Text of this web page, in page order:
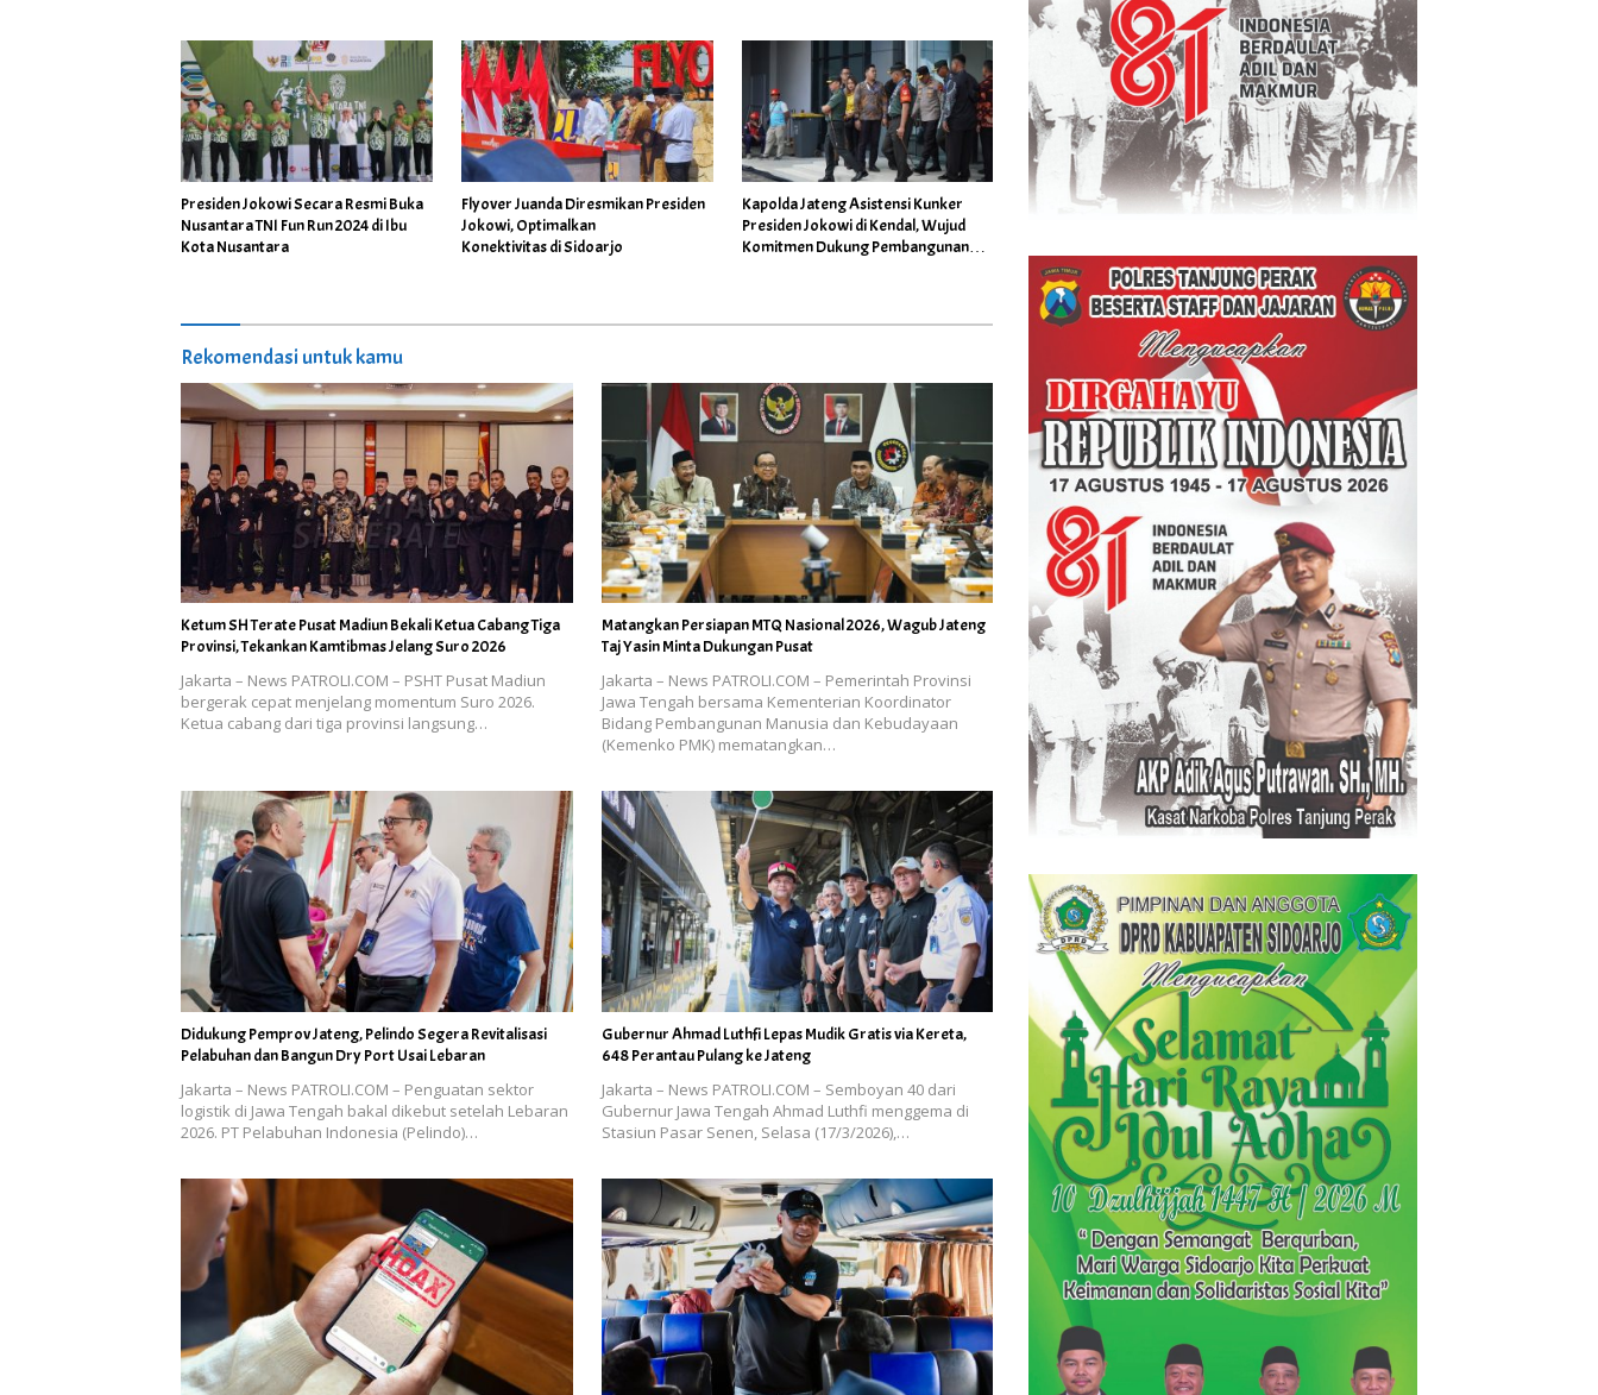
Presiden Jokowi Secara Resmi Buka
Nusantara TNI Fun Run 2024 di Ibu
Kota Nusantara
Flyover Juanda Diresmikan Presiden
Jokowi, Optimalkan
Konektivitas di Sidoarjo
Kapolda Jateng Asistensi Kunker
Presiden Jokowi di Kendal, Wujud
Komitmen Dukung Pembangunan
Rekomendasi untuk kamu
Ketum SH Terate Pusat Madiun Bekali Ketua Cabang Tiga
Provinsi, Tekankan Kamtibmas Jelang Suro 2026
Jakarta – News PATROLI.COM – PSHT Pusat Madiun
bergerak cepat menjelang momentum Suro 2026.
Ketua cabang dari tiga provinsi langsung…
Matangkan Persiapan MTQ Nasional 2026, Wagub Jateng
Taj Yasin Minta Dukungan Pusat
Jakarta – News PATROLI.COM – Pemerintah Provinsi
Jawa Tengah bersama Kementerian Koordinator
Bidang Pembangunan Manusia dan Kebudayaan
(Kemenko PMK) mematangkan…
Didukung Pemprov Jateng, Pelindo Segera Revitalisasi
Pelabuhan dan Bangun Dry Port Usai Lebaran
Jakarta – News PATROLI.COM – Penguatan sektor
logistik di Jawa Tengah bakal dikebut setelah Lebaran
2026. PT Pelabuhan Indonesia (Pelindo)…
Gubernur Ahmad Luthfi Lepas Mudik Gratis via Kereta,
648 Perantau Pulang ke Jateng
Jakarta – News PATROLI.COM – Semboyan 40 dari
Gubernur Jawa Tengah Ahmad Luthfi menggema di
Stasiun Pasar Senen, Selasa (17/3/2026),…